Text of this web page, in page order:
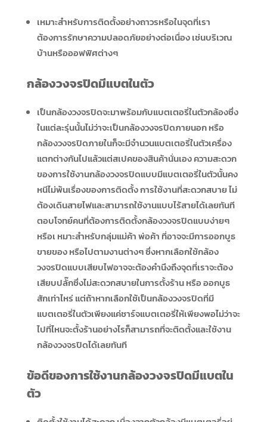
เหมาะสำหรับการติดตั้งอย่างถาวรหรือในจุดที่เรา
ต้องการรักษาความปลอดภัยอย่างต่อเนื่อง เช่นบริเวณ
บ้านหรือออฟฟิศต่างๆ
กล้องวงจรปิดมีแบตในตัว
เป็นกล้องวงจรปิดจะมาพร้อมกับแบตเตอรี่ในตัวกล้องซึ่ง
ในแต่ละรุ่นนั้นไม่ว่าจะเป็นกล้องวงจรปิดภายนอก หรือ
กล้องวงจรปิดภายในก็จะมีจำนวนแบตเตอรี่ในตัวเครื่อง
แตกต่างกันไปแล้วแต่สเปคของสินค้านั่นเอง ความสะดวก
ของการใช้งานกล้องวงจรปิดแบบมีแบตเตอรี่ในตัวนั้นคง
หนีไม่พ้นเรื่องของการติดตั้ง การใช้งานที่สะดวกสบาย ไม่
ต้องเดินสายไฟและสามารถใช้งานแบบไร้สายได้เลยทันที
ตอบโจทย์คนที่ต้องการติดตั้งกล้องวงจรปิดแบบง่ายๆ
หรือเ หมาะสำหรับกลุ่มแม่ค้า พ่อค้า ที่อาจจะมีการออกบูธ
ขายของ หรือไปตามงานต่างๆ ซึ่งหากเลือกใช้กล้อง
วงจรปิดแบบเสียบไฟอาจจะต้องคำนึงถึงจุดที่เราจะต้อง
เสียบปลั๊กซึ่งไม่สะดวกสบายในการตั้งร้าน หรือ ออกบูธ
สักเท่าไหร่ แต่ถ้าหากเลือกใช้เป็นกล้องวงจรปิดที่มี
แบตเตอรี่ในตัวเพียงแค่ชาร์จแบตเตอรี่ให้เพียงพอไม่ว่าจะ
ไปที่ไหนจะตั้งร้านอย่างไรก็สามารถที่จะติดตั้งและใช้งาน
กล้องวงจรปิดได้เลยทันที
ข้อดีของการใช้งานกล้องวงจรปิดมีแบตใน
ตัว